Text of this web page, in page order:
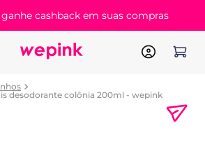
cashback em suas compras
desodorante colônia 200ml - wepink